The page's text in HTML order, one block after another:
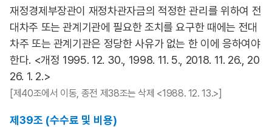
재정경제부장관이 재정차관자금의 적정한 관리를 위하여 전
대차주 또는 관계기관에 필요한 조치를 요구한 때에는 전대
차주 또는 관계기관은 정당한 사유가 없는 한 이에 응하여야
한다. <개정 1995. 12. 30., 1998. 11. 5., 2018. 11. 26., 20
26. 1. 2.>
[제40조에서 이동, 종전 제38조는 삭제 <1988. 12. 13.>]
제39조 (수수료 및 비용)